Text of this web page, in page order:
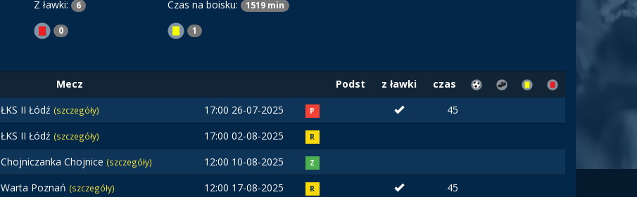
Z ławki: 6 Czas na boisku: 1519 min
0 1
Mecz Podst z ławki
czas
ŁKS II Łódź (szczegóły) 17:00 26-07-2025 P
45
ŁKS II Łódź (szczegóły) 17:00 02-08-2025 R
Chojniczanka Chojnice (szczegóły) 12:00 10-08-2025 Z
Warta Poznań (szczegóły) 12:00 17-08-2025 R
45